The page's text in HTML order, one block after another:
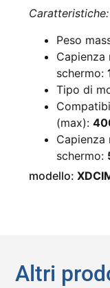
Caratteristiche:
Peso
Capienza
schermo:
Tipo di
(max):
Capienza
schermo:
modello:
Altri